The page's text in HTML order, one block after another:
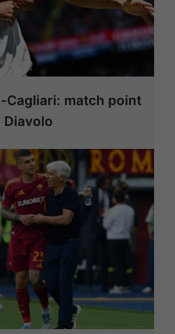
Cagliari: match point
Diavolo